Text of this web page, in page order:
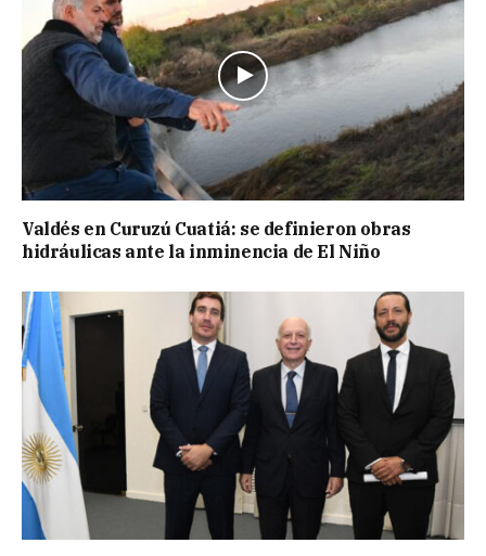
Valdés en Curuzú Cuatiá: se definieron obras
hidráulicas ante la inminencia de El Niño